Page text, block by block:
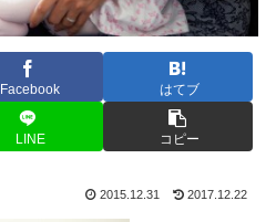
Facebook はてブ
LINE コピー
2015.12.31 2017.12.22